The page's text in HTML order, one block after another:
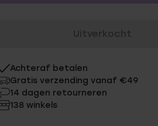
Met memberkortingUitverkocht
Achteraf betalen
Gratis verzending vanaf €49
14 dagen retourneren
138 winkels